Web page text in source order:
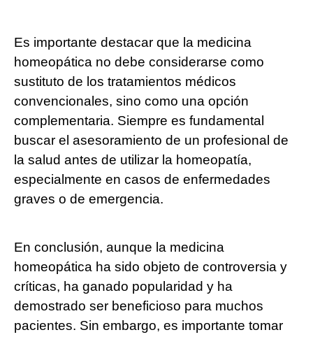
Es importante destacar que la medicina
homeopática no debe considerarse como
sustituto de los tratamientos médicos
convencionales, sino como una opción
complementaria. Siempre es fundamental
buscar el asesoramiento de un profesional de
la salud antes de utilizar la homeopatía,
especialmente en casos de enfermedades
graves o de emergencia.
En conclusión, aunque la medicina
homeopática ha sido objeto de controversia y
críticas, ha ganado popularidad y ha
demostrado ser beneficioso para muchos
pacientes. Sin embargo, es importante tomar